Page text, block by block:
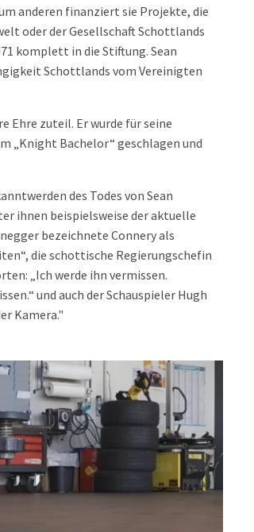
anderen finanziert sie Projekte, die
oder der Gesellschaft Schottlands
komplett in die Stiftung. Sean
Schottlands vom Vereinigten
Ehre zuteil. Er wurde für seine
„Knight Bachelor“ geschlagen und
des Todes von Sean
ihnen beispielsweise der aktuelle
bezeichnete Conneryals
die schottische Regierungschefin
„Ich werde ihn vermissen.
und auch der Schauspieler Hugh
Kamera."